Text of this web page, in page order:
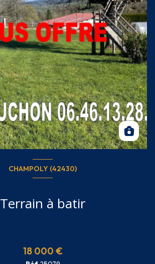
CHAMPOLY (42430)
Terrain à batir
18 000 €